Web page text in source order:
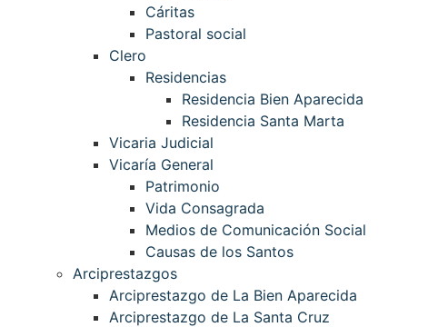
Cáritas
Pastoral social
Clero
Residencias
Residencia Bien Aparecida
Residencia Santa Marta
Vicaria Judicial
Vicaría General
Patrimonio
Vida Consagrada
Medios de Comunicación Social
Causas de los Santos
Arciprestazgos
Arciprestazgo de La Bien Aparecida
Arciprestazgo de La Santa Cruz